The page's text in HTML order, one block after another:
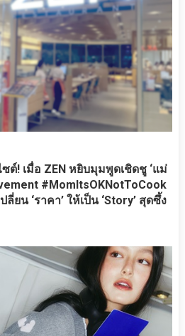
! เมื่อ ZEN หยิบมุมพูดเชิดชู ‘แม่
#MomItsOKNotToCook
ลี่ยน ‘ราคา’ ให้เป็น ‘Story’ สุดซึ้ง